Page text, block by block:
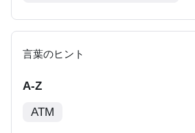
言葉のヒント
A-Z
ATM